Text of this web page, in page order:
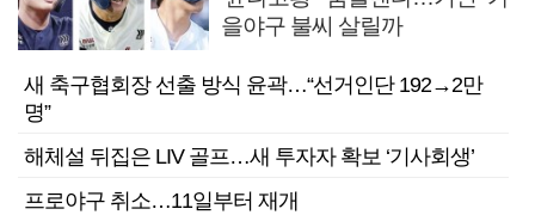
을야구 불씨 살릴까
새 축구협회장 선출 방식 윤곽…“선거인단 192→2만
명”
해체설 뒤집은 LIV 골프…새 투자자 확보 ‘기사회생’
프로야구 취소…11일부터 재개